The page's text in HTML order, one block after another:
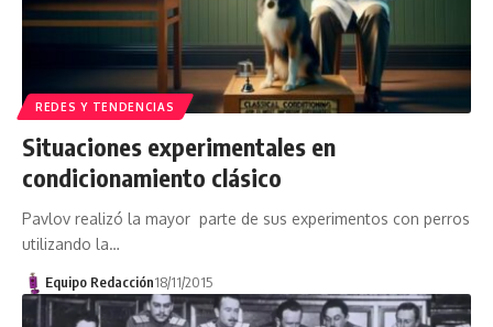
REDES Y TENDENCIAS
Situaciones experimentales en
condicionamiento clásico
Pavlov realizó la mayor parte de sus experimentos con perros
utilizando la…
Equipo Redacción18/11/2015